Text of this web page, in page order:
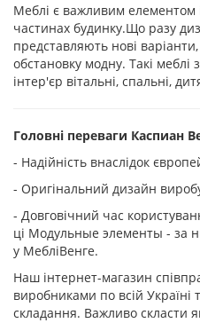
Меблі є важливим елементом
частинах будинку.Що разу
представляють нові
обстановку модну. Такі меблі
інтер'єр вітальні, спальні,
Головні переваги Каспиан
- Надійність внаслідок
- Оригінальний дизайн
- Довговічний час
ці Модульные элементы - за
у МебліВенге.
Наш інтернет-магазин
виробниками по всій
складання. Важливо скласти